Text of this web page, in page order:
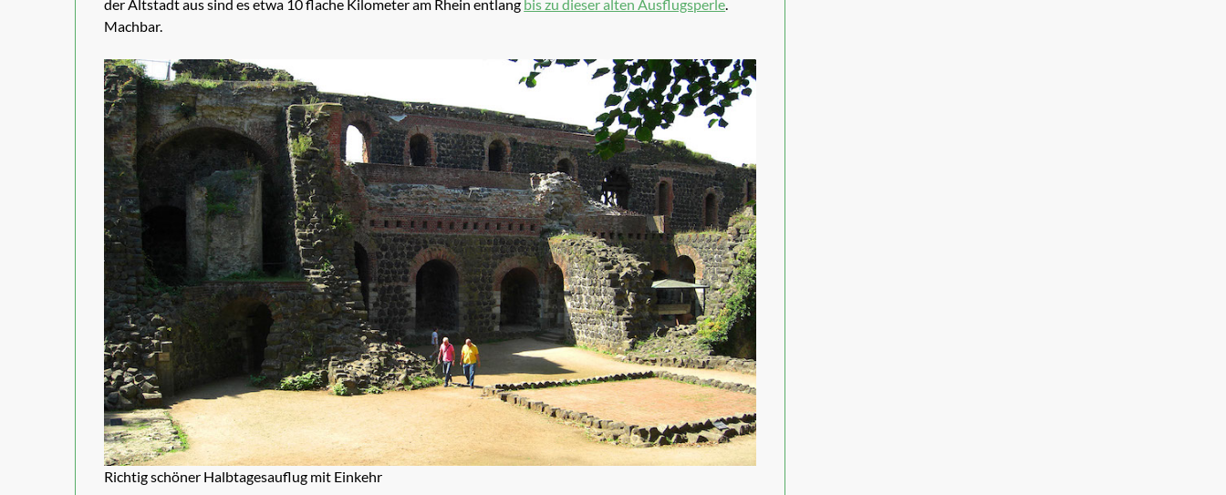
der Altstadt aus sind es etwa 10 flache Kilometer am Rhein entlang bis zu dieser alten Ausflugsperle.
Machbar.
Richtig schöner Halbtagesauflug mit Einkehr